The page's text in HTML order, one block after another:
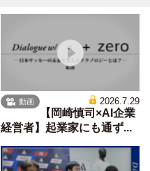
動画 2026.7.29
【岡崎慎司×AI企業
経営者】起業家にも通ず...